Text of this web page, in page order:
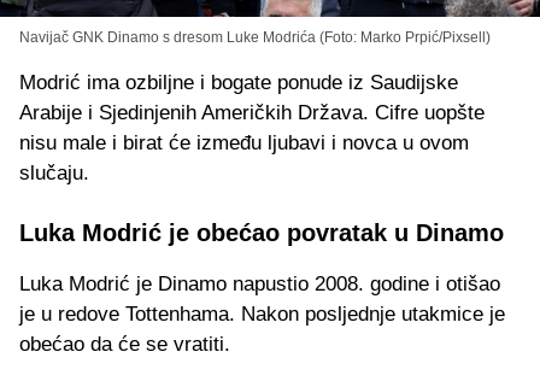
Navijač GNK Dinamo s dresom Luke Modrića (Foto: Marko Prpić/Pixsell)
Modrić ima ozbiljne i bogate ponude iz Saudijske
Arabije i Sjedinjenih Američkih Država. Cifre uopšte
nisu male i birat će između ljubavi i novca u ovom
slučaju.
Luka Modrić je obećao povratak u Dinamo
Luka Modrić je Dinamo napustio 2008. godine i otišao
je u redove Tottenhama. Nakon posljednje utakmice je
obećao da će se vratiti.